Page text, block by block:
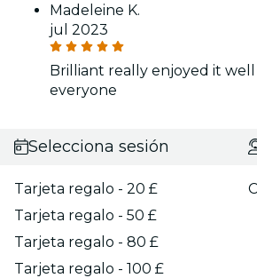
Madeleine K.
jul 2023
Brilliant really enjoyed it
everyone
Selecciona sesión
Tarjeta regalo - 20 £
Tarjeta regalo - 50 £
Tarjeta regalo - 80 £
Tarjeta regalo - 100 £